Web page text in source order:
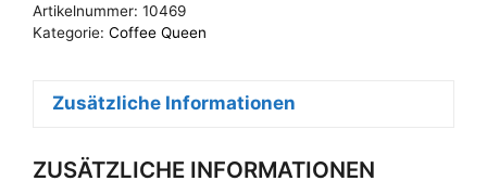
Tower
Menge
Artikelnummer: 10469
Kategorie: Coffee Queen
Zusätzliche Informationen
ZUSÄTZLICHE INFORMATIONEN